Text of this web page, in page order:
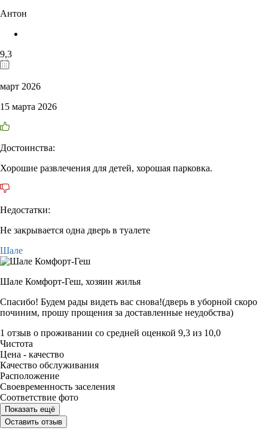
Антон
9,3
март 2026
15 марта 2026
Достоинства:
Хорошие развлечения для детей, хорошая парковка.
Недостатки:
Не закрывается одна дверь в туалете
Шале
Шале Комфорт-Геш, хозяин жилья
Спасибо! Будем рады видеть вас снова!(дверь в уборной скоро
починим, прошу прощения за доставленные неудобства)
1 отзыв о проживании со средней оценкой 9,3 из 10,0
Чистота
Цена - качество
Качество обслуживания
Расположение
Своевременность заселения
Соответствие фото
Показать ещё
Оставить отзыв